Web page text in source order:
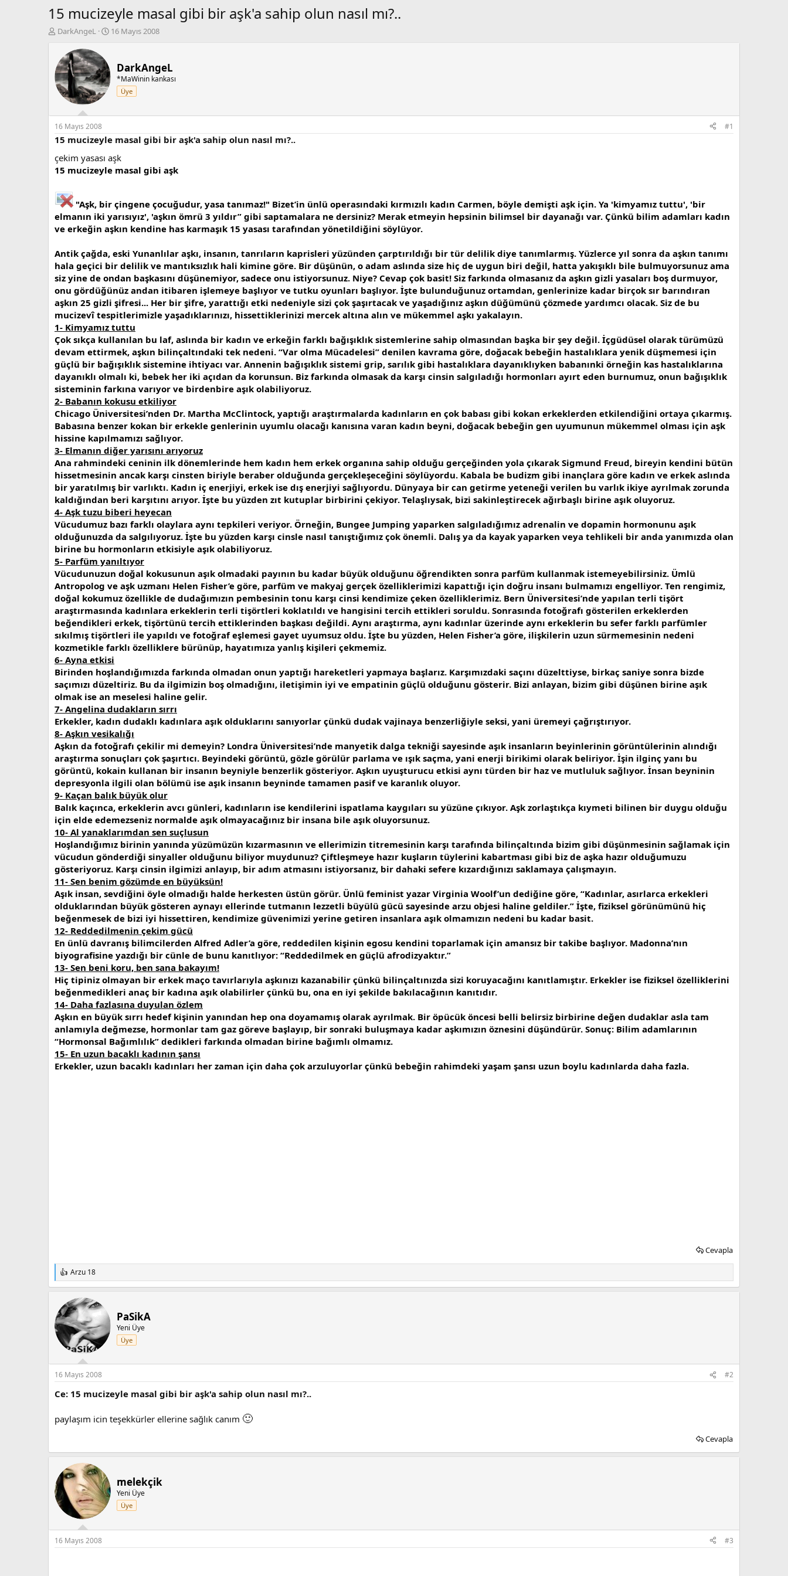
15 mucizeyle masal gibi bir aşk'a sahip olun nasıl mı?..
K
b
u
y
u
a
ş
l
a
t
a
DarkAngeL
B
a
n
ç
a
r
i
h
16 Mayıs 2008
DarkAngeL
*MaWinin kankası
Üye
16 Mayıs 2008 #1
15 mucizeyle masal gibi bir aşk'a sahip olun nasıl mı?..
çekim yasası aşk
15 mucizeyle masal gibi aşk
"Aşk, bir çingene çocuğudur, yasa tanımaz!" Bizet’in ünlü operasındaki kırmızılı kadın Carmen, böyle demişti aşk için. Ya 'kimyamız tuttu', 'bir
elmanın iki yarısıyız', 'aşkın ömrü 3 yıldır” gibi saptamalara ne dersiniz? Merak etmeyin hepsinin bilimsel bir dayanağı var. Çünkü bilim adamları kadın
ve erkeğin aşkın kendine has karmaşık 15 yasası tarafından yönetildiğini söylüyor.
Antik çağda, eski Yunanlılar aşkı, insanın, tanrıların kaprisleri yüzünden çarptırıldığı bir tür delilik diye tanımlarmış. Yüzlerce yıl sonra da aşkın tanımı
hala geçici bir delilik ve mantıksızlık hali kimine göre. Bir düşünün, o adam aslında size hiç de uygun biri değil, hatta yakışıklı bile bulmuyorsunuz ama
siz yine de ondan başkasını düşünemiyor, sadece onu istiyorsunuz. Niye? Cevap çok basit! Siz farkında olmasanız da aşkın gizli yasaları boş durmuyor,
onu gördüğünüz andan itibaren işlemeye başlıyor ve tutku oyunları başlıyor. İşte bulunduğunuz ortamdan, genlerinize kadar birçok sır barındıran
aşkın 25 gizli şifresi... Her bir şifre, yarattığı etki nedeniyle sizi çok şaşırtacak ve yaşadığınız aşkın düğümünü çözmede yardımcı olacak. Siz de bu
mucizevî tespitlerimizle yaşadıklarınızı, hissettiklerinizi mercek altına alın ve mükemmel aşkı yakalayın.
1- Kimyamız tuttu
Çok sıkça kullanılan bu laf, aslında bir kadın ve erkeğin farklı bağışıklık sistemlerine sahip olmasından başka bir şey değil. İçgüdüsel olarak türümüzü
devam ettirmek, aşkın bilinçaltındaki tek nedeni. “Var olma Mücadelesi” denilen kavrama göre, doğacak bebeğin hastalıklara yenik düşmemesi için
güçlü bir bağışıklık sistemine ihtiyacı var. Annenin bağışıklık sistemi grip, sarılık gibi hastalıklara dayanıklıyken babanınki örneğin kas hastalıklarına
dayanıklı olmalı ki, bebek her iki açıdan da korunsun. Biz farkında olmasak da karşı cinsin salgıladığı hormonları ayırt eden burnumuz, onun bağışıklık
sisteminin farkına varıyor ve birdenbire aşık olabiliyoruz.
2- Babanın kokusu etkiliyor
Chicago Üniversitesi’nden Dr. Martha McClintock, yaptığı araştırmalarda kadınların en çok babası gibi kokan erkeklerden etkilendiğini ortaya çıkarmış.
Babasına benzer kokan bir erkekle genlerinin uyumlu olacağı kanısına varan kadın beyni, doğacak bebeğin gen uyumunun mükemmel olması için aşk
hissine kapılmamızı sağlıyor.
3- Elmanın diğer yarısını arıyoruz
Ana rahmindeki ceninin ilk dönemlerinde hem kadın hem erkek organına sahip olduğu gerçeğinden yola çıkarak Sigmund Freud, bireyin kendini bütün
hissetmesinin ancak karşı cinsten biriyle beraber olduğunda gerçekleşeceğini söylüyordu. Kabala be budizm gibi inançlara göre kadın ve erkek aslında
bir yaratılmış bir varlıktı. Kadın iç enerjiyi, erkek ise dış enerjiyi sağlıyordu. Dünyaya bir can getirme yeteneği verilen bu varlık ikiye ayrılmak zorunda
kaldığından beri karşıtını arıyor. İşte bu yüzden zıt kutuplar birbirini çekiyor. Telaşlıysak, bizi sakinleştirecek ağırbaşlı birine aşık oluyoruz.
4- Aşk tuzu biberi heyecan
Vücudumuz bazı farklı olaylara aynı tepkileri veriyor. Örneğin, Bungee Jumping yaparken salgıladığımız adrenalin ve dopamin hormonunu aşık
olduğunuzda da salgılıyoruz. İşte bu yüzden karşı cinsle nasıl tanıştığımız çok önemli. Dalış ya da kayak yaparken veya tehlikeli bir anda yanımızda olan
birine bu hormonların etkisiyle aşık olabiliyoruz.
5- Parfüm yanıltıyor
Vücudunuzun doğal kokusunun aşık olmadaki payının bu kadar büyük olduğunu öğrendikten sonra parfüm kullanmak istemeyebilirsiniz. Ümlü
Antropolog ve aşk uzmanı Helen Fisher’e göre, parfüm ve makyaj gerçek özelliklerimizi kapattığı için doğru insanı bulmamızı engelliyor. Ten rengimiz,
doğal kokumuz özellikle de dudağımızın pembesinin tonu karşı cinsi kendimize çeken özelliklerimiz. Bern Üniversitesi’nde yapılan terli tişört
araştırmasında kadınlara erkeklerin terli tişörtleri koklatıldı ve hangisini tercih ettikleri soruldu. Sonrasında fotoğrafı gösterilen erkeklerden
beğendikleri erkek, tişörtünü tercih ettiklerinden başkası değildi. Aynı araştırma, aynı kadınlar üzerinde aynı erkeklerin bu sefer farklı parfümler
sıkılmış tişörtleri ile yapıldı ve fotoğraf eşlemesi gayet uyumsuz oldu. İşte bu yüzden, Helen Fisher’a göre, ilişkilerin uzun sürmemesinin nedeni
kozmetikle farklı özelliklere bürünüp, hayatımıza yanlış kişileri çekmemiz.
6- Ayna etkisi
Birinden hoşlandığımızda farkında olmadan onun yaptığı hareketleri yapmaya başlarız. Karşımızdaki saçını düzelttiyse, birkaç saniye sonra bizde
saçımızı düzeltiriz. Bu da ilgimizin boş olmadığını, iletişimin iyi ve empatinin güçlü olduğunu gösterir. Bizi anlayan, bizim gibi düşünen birine aşık
olmak ise an meselesi haline gelir.
7- Angelina dudakların sırrı
Erkekler, kadın dudaklı kadınlara aşık olduklarını sanıyorlar çünkü dudak vajinaya benzerliğiyle seksi, yani üremeyi çağrıştırıyor.
8- Aşkın vesikalığı
Aşkın da fotoğrafı çekilir mi demeyin? Londra Üniversitesi’nde manyetik dalga tekniği sayesinde aşık insanların beyinlerinin görüntülerinin alındığı
araştırma sonuçları çok şaşırtıcı. Beyindeki görüntü, gözle görülür parlama ve ışık saçma, yani enerji birikimi olarak beliriyor. İşin ilginç yanı bu
görüntü, kokain kullanan bir insanın beyniyle benzerlik gösteriyor. Aşkın uyuşturucu etkisi aynı türden bir haz ve mutluluk sağlıyor. İnsan beyninin
depresyonla ilgili olan bölümü ise aşık insanın beyninde tamamen pasif ve karanlık oluyor.
9- Kaçan balık büyük olur
Balık kaçınca, erkeklerin avcı günleri, kadınların ise kendilerini ispatlama kaygıları su yüzüne çıkıyor. Aşk zorlaştıkça kıymeti bilinen bir duygu olduğu
için elde edemezseniz normalde aşık olmayacağınız bir insana bile aşık oluyorsunuz.
10- Al yanaklarımdan sen suçlusun
Hoşlandığımız birinin yanında yüzümüzün kızarmasının ve ellerimizin titremesinin karşı tarafında bilinçaltında bizim gibi düşünmesinin sağlamak için
vücudun gönderdiği sinyaller olduğunu biliyor muydunuz? Çiftleşmeye hazır kuşların tüylerini kabartması gibi biz de aşka hazır olduğumuzu
gösteriyoruz. Karşı cinsin ilgimizi anlayıp, bir adım atmasını istiyorsanız, bir dahaki sefere kızardığınızı saklamaya çalışmayın.
11- Sen benim gözümde en büyüksün!
Aşık insan, sevdiğini öyle olmadığı halde herkesten üstün görür. Ünlü feminist yazar Virginia Woolf’un dediğine göre, “Kadınlar, asırlarca erkekleri
olduklarından büyük gösteren aynayı ellerinde tutmanın lezzetli büyülü gücü sayesinde arzu objesi haline geldiler.” İşte, fiziksel görünümünü hiç
beğenmesek de bizi iyi hissettiren, kendimize güvenimizi yerine getiren insanlara aşık olmamızın nedeni bu kadar basit.
12- Reddedilmenin çekim gücü
En ünlü davranış bilimcilerden Alfred Adler’a göre, reddedilen kişinin egosu kendini toparlamak için amansız bir takibe başlıyor. Madonna’nın
biyografisine yazdığı bir cünle de bunu kanıtlıyor: “Reddedilmek en güçlü afrodizyaktır.”
13- Sen beni koru, ben sana bakayım!
Hiç tipiniz olmayan bir erkek maço tavırlarıyla aşkınızı kazanabilir çünkü bilinçaltınızda sizi koruyacağını kanıtlamıştır. Erkekler ise fiziksel özelliklerini
beğenmedikleri anaç bir kadına aşık olabilirler çünkü bu, ona en iyi şekilde bakılacağının kanıtıdır.
14- Daha fazlasına duyulan özlem
Aşkın en büyük sırrı hedef kişinin yanından hep ona doyamamış olarak ayrılmak. Bir öpücük öncesi belli belirsiz birbirine değen dudaklar asla tam
anlamıyla değmezse, hormonlar tam gaz göreve başlayıp, bir sonraki buluşmaya kadar aşkımızın öznesini düşündürür. Sonuç: Bilim adamlarının
“Hormonsal Bağımlılık” dedikleri farkında olmadan birine bağımlı olmamız.
15- En uzun bacaklı kadının şansı
Erkekler, uzun bacaklı kadınları her zaman için daha çok arzuluyorlar çünkü bebeğin rahimdeki yaşam şansı uzun boylu kadınlarda daha fazla.
Cevapla
T
e
i
l
e
r
Arzu 18
PaSikA
Yeni Üye
Üye
16 Mayıs 2008 #2
Ce: 15 mucizeyle masal gibi bir aşk'a sahip olun nasıl mı?..
paylaşım icin teşekkürler ellerine sağlık canım 🙂
Cevapla
melekçik
Yeni Üye
Üye
16 Mayıs 2008 #3